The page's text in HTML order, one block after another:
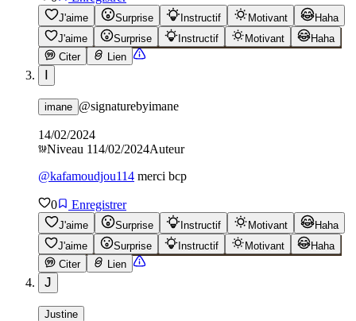
J'aime Surprise Instructif Motivant
Haha
J'aime
Surprise Instructif Motivant
Haha
Citer
Lien
I
imane @signaturebyimane
14/02/2024
Niveau 114/02/2024Auteur
@kafamoudjou114 merci bcp
0 Enregistrer
J'aime Surprise Instructif Motivant
Haha
J'aime
Surprise Instructif Motivant
Haha
Citer
Lien
J
Justine